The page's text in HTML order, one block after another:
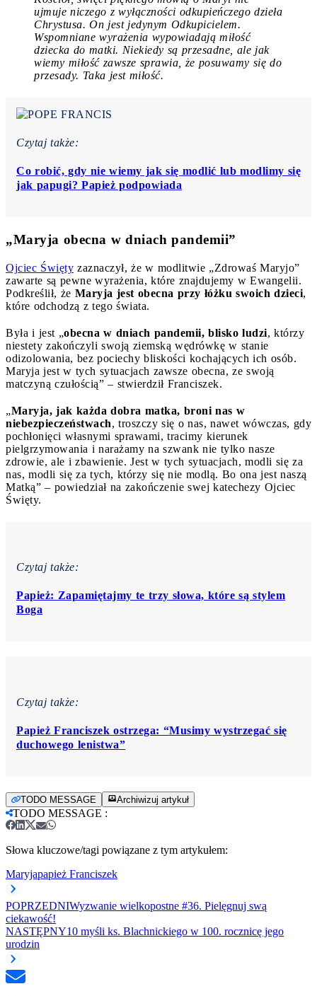
ujmuje niczego z wyłączności odkupieńczego dzieła
Chrystusa. On jest jedynym Odkupicielem.
Wspomniane wyrażenia wypowiadają miłość
dziecka do matki. Niekiedy są przesadne, ale jak
wiemy miłość zawsze sprawia, że posuwamy się do
przesady. Taka jest miłość.
Czytaj także:
Co robić, gdy nie wiemy jak się modlić lub modlimy się
jak papugi? Papież podpowiada
„Maryja obecna w dniach pandemii”
Ojciec Święty zaznaczył, że w modlitwie „Zdrowaś Maryjo”
zawarte są pewne wyrażenia, które znajdujemy w Ewangelii.
Podkreślił, że Maryja jest obecna przy łóżku swoich dzieci,
które odchodzą z tego świata.
Była i jest „obecna w dniach pandemii, blisko ludzi, którzy
niestety zakończyli swoją ziemską wędrówkę w stanie
odizolowania, bez pociechy bliskości kochających ich osób.
Maryja jest w tych sytuacjach zawsze obecna, ze swoją
matczyną czułością” – stwierdził Franciszek.
„Maryja, jak każda dobra matka, broni nas w
niebezpieczeństwach, troszczy się o nas, nawet wówczas, gdy
pochłonięci własnymi sprawami, tracimy kierunek
pielgrzymowania i narażamy na szwank nie tylko nasze
zdrowie, ale i zbawienie. Jest w tych sytuacjach, modli się za
nas, modli się za tych, którzy się nie modlą. Bo ona jest naszą
Matką” – powiedział na zakończenie swej katechezy Ojciec
Święty.
Czytaj także:
Papież: Zapamiętajmy te trzy słowa, które są stylem
Boga
Czytaj także:
Papież Franciszek ostrzega: “Musimy wystrzegać się
duchowego lenistwa”
TODO MESSAGE Archiwizuj artykuł
TODO MESSAGE :
Słowa kluczowe/tagi powiązane z tym artykułem:
Maryjapapież Franciszek
POPRZEDNIWyzwanie wielkopostne #36. Pielęgnuj swą
ciekawość!
NASTĘPNY10 myśli ks. Blachnickiego w 100. rocznicę jego
urodzin